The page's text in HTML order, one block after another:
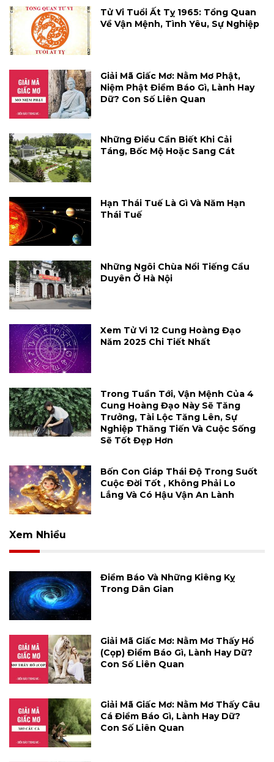
Tử Vi Tuổi Ất Tỵ 1965: Tổng Quan
Về Vận Mệnh, Tình Yêu, Sự Nghiệp
Giải Mã Giấc Mơ: Nằm Mơ Phật,
Niệm Phật Điềm Báo Gì, Lành Hay
Dữ? Con Số Liên Quan
Những Điều Cần Biết Khi Cải
Táng, Bốc Mộ Hoặc Sang Cát
Hạn Thái Tuế Là Gì Và Năm Hạn
Thái Tuế
Những Ngôi Chùa Nổi Tiếng Cầu
Duyên Ở Hà Nội
Xem Tử Vi 12 Cung Hoàng Đạo
Năm 2025 Chi Tiết Nhất
Trong Tuần Tới, Vận Mệnh Của 4
Cung Hoàng Đạo Này Sẽ Tăng
Trưởng, Tài Lộc Tăng Lên, Sự
Nghiệp Thăng Tiến Và Cuộc Sống
Sẽ Tốt Đẹp Hơn
Bốn Con Giáp Thái Độ Trong Suốt
Cuộc Đời Tốt , Không Phải Lo
Lắng Và Có Hậu Vận An Lành
Xem Nhiều
Điềm Báo Và Những Kiêng Kỵ
Trong Dân Gian
Giải Mã Giấc Mơ: Nằm Mơ Thấy Hổ
(cọp) Điềm Báo Gì, Lành Hay Dữ?
Con Số Liên Quan
Giải Mã Giấc Mơ: Nằm Mơ Thấy Câu
Cá Điềm Báo Gì, Lành Hay Dữ?
Con Số Liên Quan